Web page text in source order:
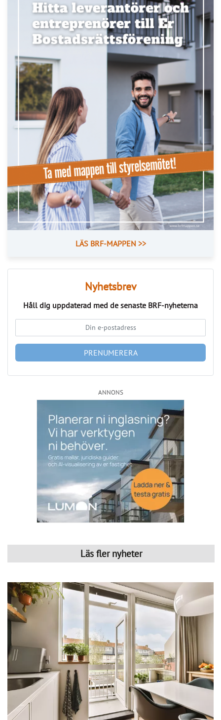
LÄS BRF-MAPPEN >>
Nyhetsbrev
Håll dig uppdaterad med de senaste BRF-nyheterna
PRENUMERERA
ANNONS
Läs fler nyheter